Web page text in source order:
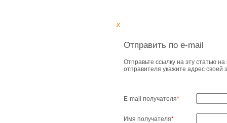
x
Отправить по e-mail
Отправьте ссылку на эту статью
отправителя укажите адрес своей
E-mail получателя*
Имя получателя*